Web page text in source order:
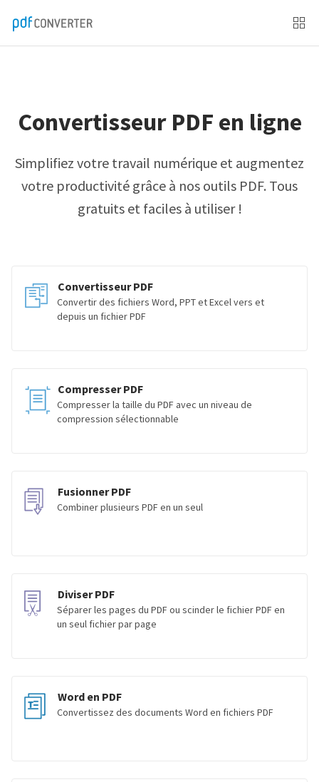
Convertisseur PDF en ligne
Simplifiez votre travail numérique et augmentez
votre productivité grâce à nos outils PDF. Tous
gratuits et faciles à utiliser !
Convertisseur PDF
Convertir des fichiers Word, PPT et Excel vers et
depuis un fichier PDF
Compresser PDF
Compresser la taille du PDF avec un niveau de
compression sélectionnable
Fusionner PDF
Combiner plusieurs PDF en un seul
Diviser PDF
Séparer les pages du PDF ou scinder le fichier PDF en
un seul fichier par page
Word en PDF
Convertissez des documents Word en fichiers PDF